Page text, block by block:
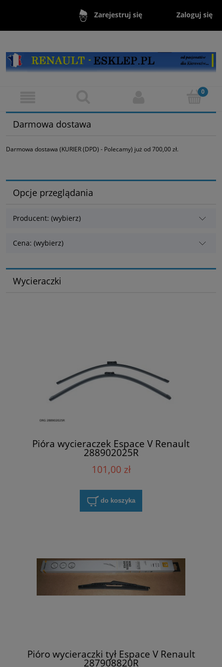
Zarejestruj się Zaloguj się
Darmowa dostawa
Darmowa dostawa (KURIER (DPD) - Polecamy) już od 700,00 zł.
Opcje przeglądania
Producent: (wybierz)
Cena: (wybierz)
Wycieraczki
Pióra wycieraczek Espace V Renault
288902025R
101,00 zł
do koszyka
Pióro wycieraczki tył Espace V Renault
287908820R